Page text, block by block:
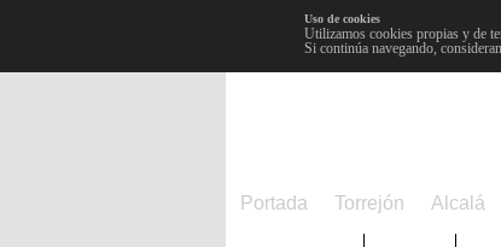
Uso de cookies
Utilizamos cookies propias y de
Si continúa navegando,
Portada Torrejón Alcalá